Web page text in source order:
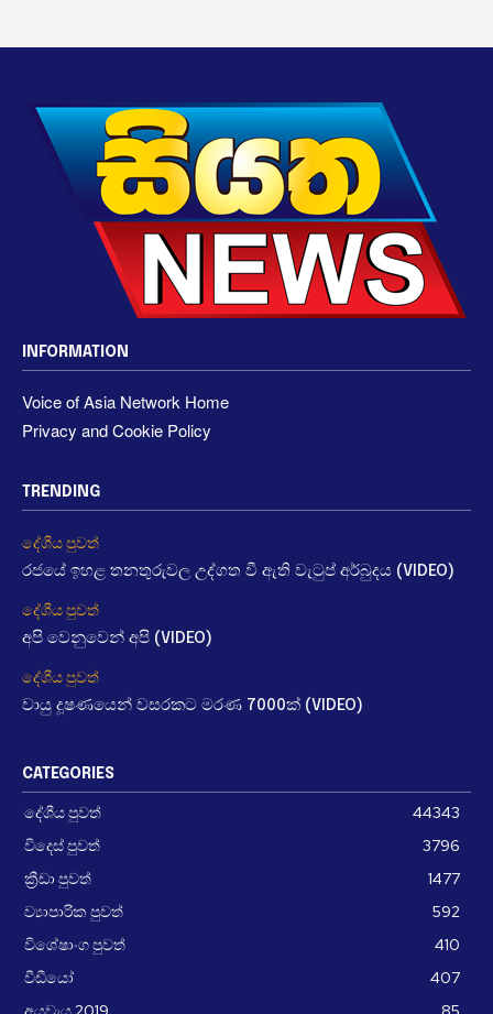
INFORMATION
Voice of Asia Network Home
Privacy and Cookie Policy
TRENDING
දේශීය පුවත්
රජයේ ඉහළ තනතුරුවල උද්ගත වී ඇති වැටුප් අර්බුදය (VIDEO)
දේශීය පුවත්
අපි වෙනුවෙන් අපි (VIDEO)
දේශීය පුවත්
වායු දූෂණයෙන් වසරකට මරණ 7000ක් (VIDEO)
CATEGORIES
දේශීය පුවත්
44343
විදෙස් පුවත්
3796
ක්‍රීඩා පුවත්
1477
ව්‍යාපාරික පුවත්
592
විශේෂාංග පුවත්
410
වීඩීයෝ
407